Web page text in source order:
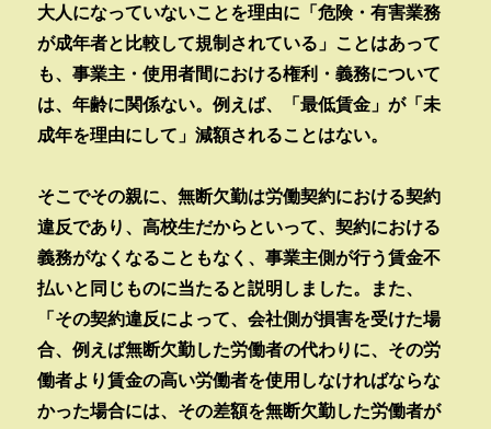
大人になっていないことを理由に「危険・有害業務
が成年者と比較して規制されている」ことはあって
も、事業主・使用者間における権利・義務について
は、年齢に関係ない。例えば、「最低賃金」が「未
成年を理由にして」減額されることはない。
そこでその親に、無断欠勤は労働契約における契約
違反であり、高校生だからといって、契約における
義務がなくなることもなく、事業主側が行う賃金不
払いと同じものに当たると説明しました。また、
「その契約違反によって、会社側が損害を受けた場
合、例えば無断欠勤した労働者の代わりに、その労
働者より賃金の高い労働者を使用しなければならな
かった場合には、その差額を無断欠勤した労働者が